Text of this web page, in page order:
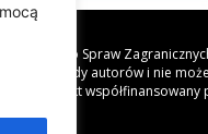
Spraw
poglądy autorów i nie
Projekt